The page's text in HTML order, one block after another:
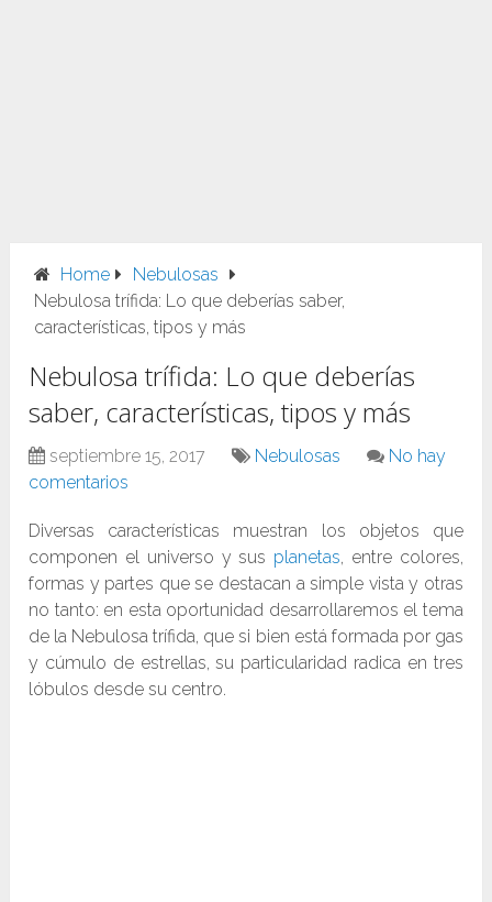
Home
Nebulosas
Nebulosa trífida: Lo que deberías saber,
características, tipos y más
Nebulosa trífida: Lo que deberías
saber, características, tipos y más
septiembre 15, 2017 Nebulosas
No hay
comentarios
Diversas características muestran los objetos que
componen el universo y sus planetas, entre colores,
formas y partes que se destacan a simple vista y otras
no tanto: en esta oportunidad desarrollaremos el tema
de la Nebulosa trífida, que si bien está formada por gas
y cúmulo de estrellas, su particularidad radica en tres
lóbulos desde su centro.